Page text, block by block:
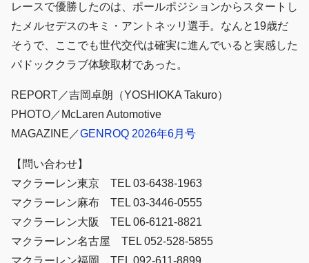
レースで優勝したのは、ポールポジションからスタートし
たメルセデスのキミ・アントネッリ選手。なんと19歳だ
そうで、ここでも世代交代は確実に進んでいると実感した
パドッククラブ体験取材であった。
REPORT／吉岡卓朗（YOSHIOKA Takuro）
PHOTO／McLaren Automotive
MAGAZINE／GENROQ 2026年6月号
【問い合わせ】
マクラーレン東京 TEL 03-6438-1963
マクラーレン麻布 TEL 03-3446-0555
マクラーレン大阪 TEL 06-6121-8821
マクラーレン名古屋 TEL 052-528-5855